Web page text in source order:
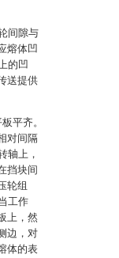
间隙与
熔体凹
的凹
送提供
平齐。
对间隔
轴上，
挡块间
轮组
工作
上，然
边，对
体的表